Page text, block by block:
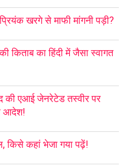
खरगे से माफी मांगनी पड़ी?
किताब का हिंदी में जैसा स्वागत
की एआई जेनरेटेड तस्वीर पर
आदेश!
किसे कहां भेजा गया पढ़ें!